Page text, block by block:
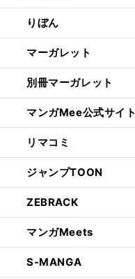
りぼん
マーガレット
別冊マーガレット
マンガMee公式サイト
リマコミ
ジャンプTOON
ZEBRACK
マンガMeets
S-MANGA